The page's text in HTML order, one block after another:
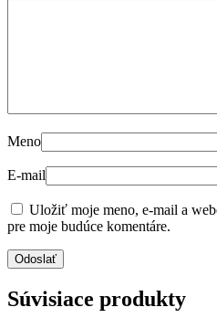
Meno
E-mail
Uložiť moje meno, e-mail a
pre moje budúce komentáre.
Súvisiace produkty